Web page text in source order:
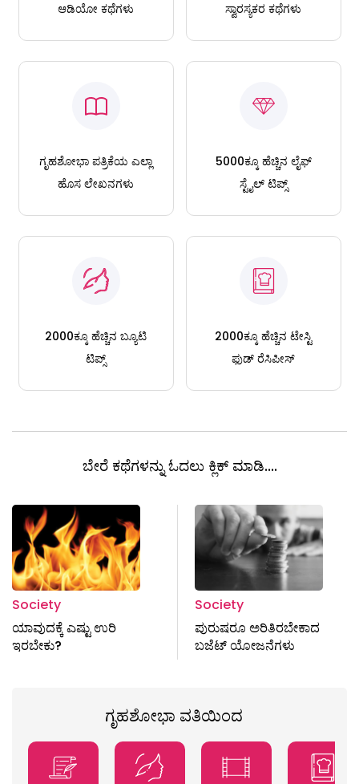
ಆಡಿಯೋ ಕಥೆಗಳು
ಸ್ವಾರಸ್ಯಕರ ಕಥೆಗಳು
ಗೃಹಶೋಭಾ ಪತ್ರಿಕೆಯ ಎಲ್ಲಾ
ಹೊಸ ಲೇಖನಗಳು
5000ಕ್ಕೂ ಹೆಚ್ಚಿನ ಲೈಫ್
ಸ್ಟೈಲ್ ಟಿಪ್ಸ್
2000ಕ್ಕೂ ಹೆಚ್ಚಿನ ಬ್ಯೂಟಿ
ಟಿಪ್ಸ್
2000ಕ್ಕೂ ಹೆಚ್ಚಿನ ಟೇಸ್ಟಿ
ಫುಡ್ ರೆಸಿಪೀಸ್
ಬೇರೆ ಕಥೆಗಳನ್ನು ಓದಲು ಕ್ಲಿಕ್ ಮಾಡಿ....
Society
ಯಾವುದಕ್ಕೆ ಎಷ್ಟು ಉರಿ
ಇರಬೇಕು?
Society
ಪುರುಷರೂ ಅರಿತಿರಬೇಕಾದ
ಬಜೆಟ್ ಯೋಜನೆಗಳು
ಗೃಹಶೋಭಾ ವತಿಯಿಂದ